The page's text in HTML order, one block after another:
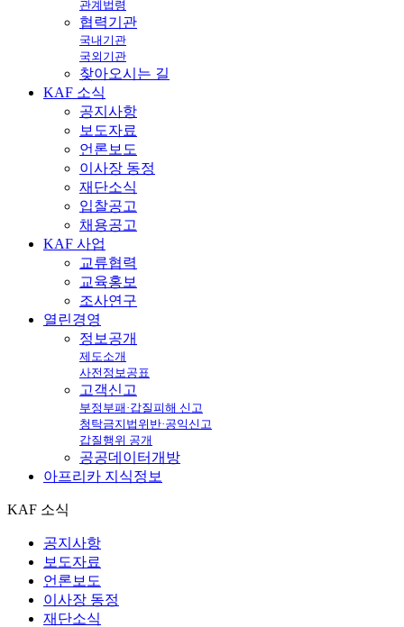
관계법령
협력기관
국내기관
국외기관
찾아오시는 길
KAF 소식
공지사항
보도자료
언론보도
이사장 동정
재단소식
입찰공고
채용공고
KAF 사업
교류협력
교육홍보
조사연구
열린경영
정보공개
제도소개
사전정보공표
고객신고
부정부패·갑질피해 신고
청탁금지법위반·공익신고
갑질행위 공개
공공데이터개방
아프리카 지식정보
KAF 소식
공지사항
보도자료
언론보도
이사장 동정
재단소식